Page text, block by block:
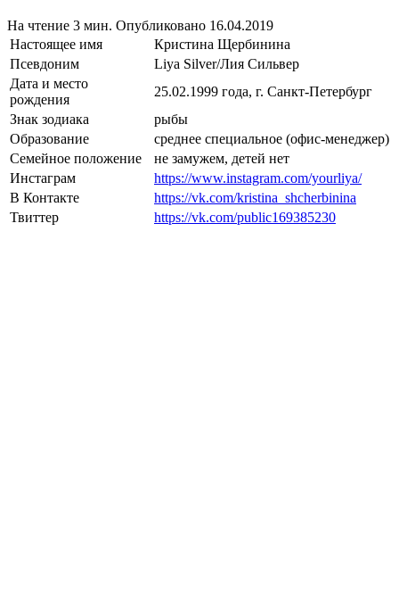
На чтение 3 мин. Опубликовано 16.04.2019
Настоящее имя
Кристина Щербинина
Псевдоним
Liya Silver/Лия Сильвер
Дата и место
рождения
25.02.1999 года, г. Санкт-Петербург
Знак зодиака
рыбы
Образование
среднее специальное (офис-менеджер)
Семейное положение
не замужем, детей нет
Инстаграм
https://www.instagram.com/yourliya/
В Контакте
https://vk.com/kristina_shcherbinina
Твиттер
https://vk.com/public169385230